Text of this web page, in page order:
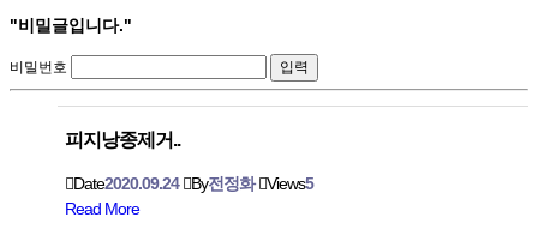
"비밀글입니다."
비밀번호
피지낭종제거..
Date2020.09.24 By전정화 Views5
Read More